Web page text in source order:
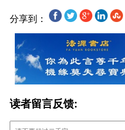
分享到：
读者留言反馈: